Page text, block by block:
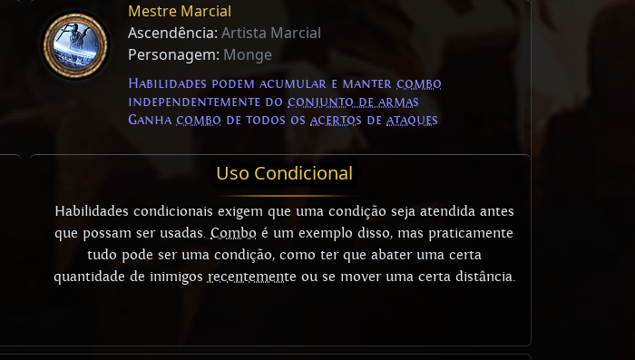
Mestre Marcial
Ascendência: Artista Marcial
Personagem: Monge
Habilidades podem acumular e manter combo
independentemente do conjunto de armas
Ganha combo de todos os acertos de ataques
Uso Condicional
Habilidades condicionais exigem que uma condição seja atendida antes
que possam ser usadas. Combo é um exemplo disso, mas praticamente
tudo pode ser uma condição, como ter que abater uma certa
quantidade de inimigos recentemente ou se mover uma certa distância.